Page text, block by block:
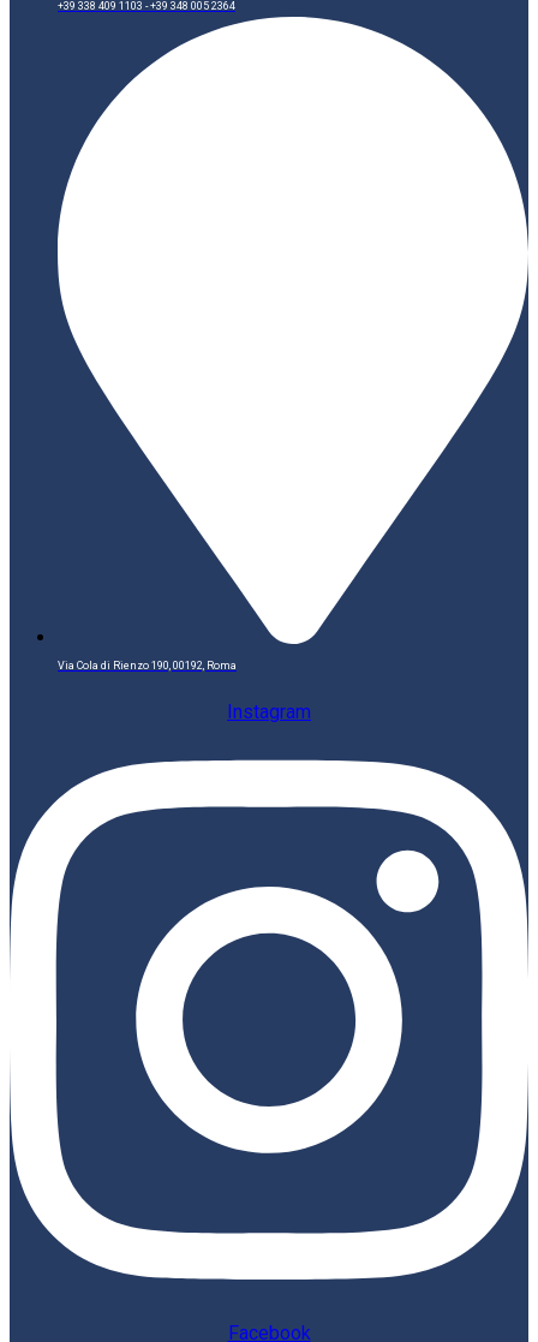
+39 338 409 1103 - +39 348 005 2364
Via Cola di Rienzo 190, 00192, Roma
Instagram
Facebook